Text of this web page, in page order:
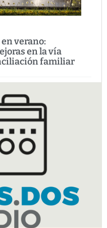
verano:
en la vía
familiar